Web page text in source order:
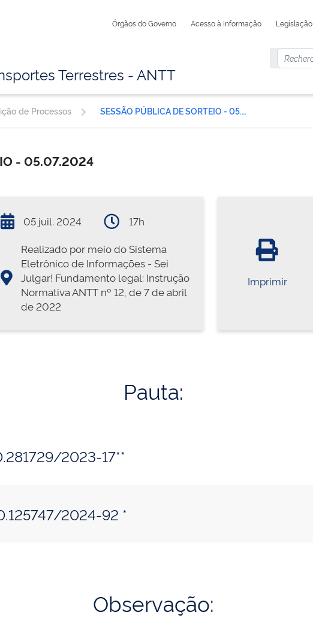
Órgãos do Governo Acesso à Informação Legislação
Terrestres - ANTT
de Processos SESSÃO PÚBLICA DE SORTEIO - 05.07.2024
- 05.07.2024
05 juil. 2024
17h
Realizado por meio do Sistema
Eletrônico de Informações - Sei
Julgar! Fundamento legal: Instrução
Normativa ANTT nº 12, de 7 de abril
de 2022
Imprimir
Pauta:
2023-17**
2024-92 *
Observação: